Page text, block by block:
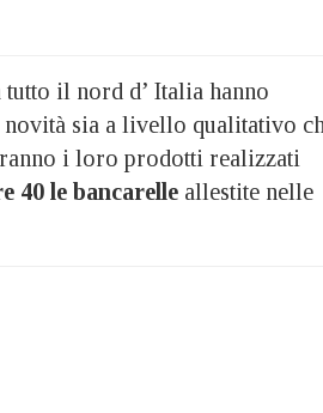
il nord d’ Italia hanno
sia a livello qualitativo
i loro prodotti realizzati
40 le bancarelle allestite nelle